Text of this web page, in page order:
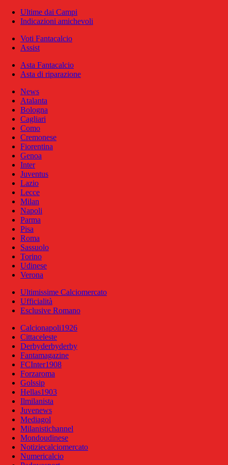
Ultime dai Campi
Indicazioni amichevoli
Voti Fantacalcio
Assist
Asta Fantacalcio
Asta di riparazione
News
Atalanta
Bologna
Cagliari
Como
Cremonese
Fiorentina
Genoa
Inter
Juventus
Lazio
Lecce
Milan
Napoli
Parma
Pisa
Roma
Sassuolo
Torino
Udinese
Verona
Ultimissime Calciomercato
Ufficialità
Esclusive Romano
Calcionapoli1926
Cittaceleste
Derbyderbyderby
Fantamagazine
FCInter1908
Forzaroma
Golssip
Hellas1903
Ilmilanista
Juvenews
Mediagol
Milanistichannel
Mondoudinese
Notiziecalciomercato
Numericalcio